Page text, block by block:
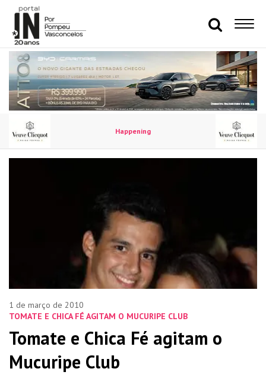
Happening
TOMATE E CHICA FÉ AGITAM O MUCURIPE CLUB
1 de março de 2010
Tomate e Chica Fé agitam o
Mucuripe Club